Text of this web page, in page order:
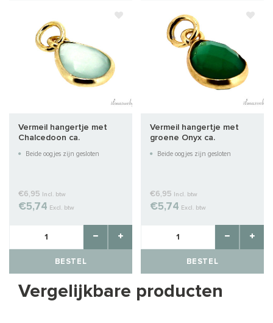
Vermeil hangertje met
Chalcedoon ca.
Beide oogjes zijn gesloten
€6,95 Incl. btw
€5,74 Excl. btw
BESTEL
Vermeil hangertje met
groene Onyx ca.
Beide oogjes zijn gesloten
€6,95 Incl. btw
€5,74 Excl. btw
BESTEL
Vergelijkbare producten